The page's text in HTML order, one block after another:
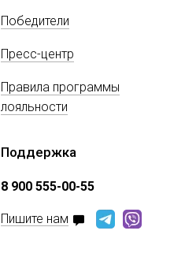
Победители
Пресс-центр
Правила программы
лояльности
Поддержка
8 900 555-00-55
Пишите нам